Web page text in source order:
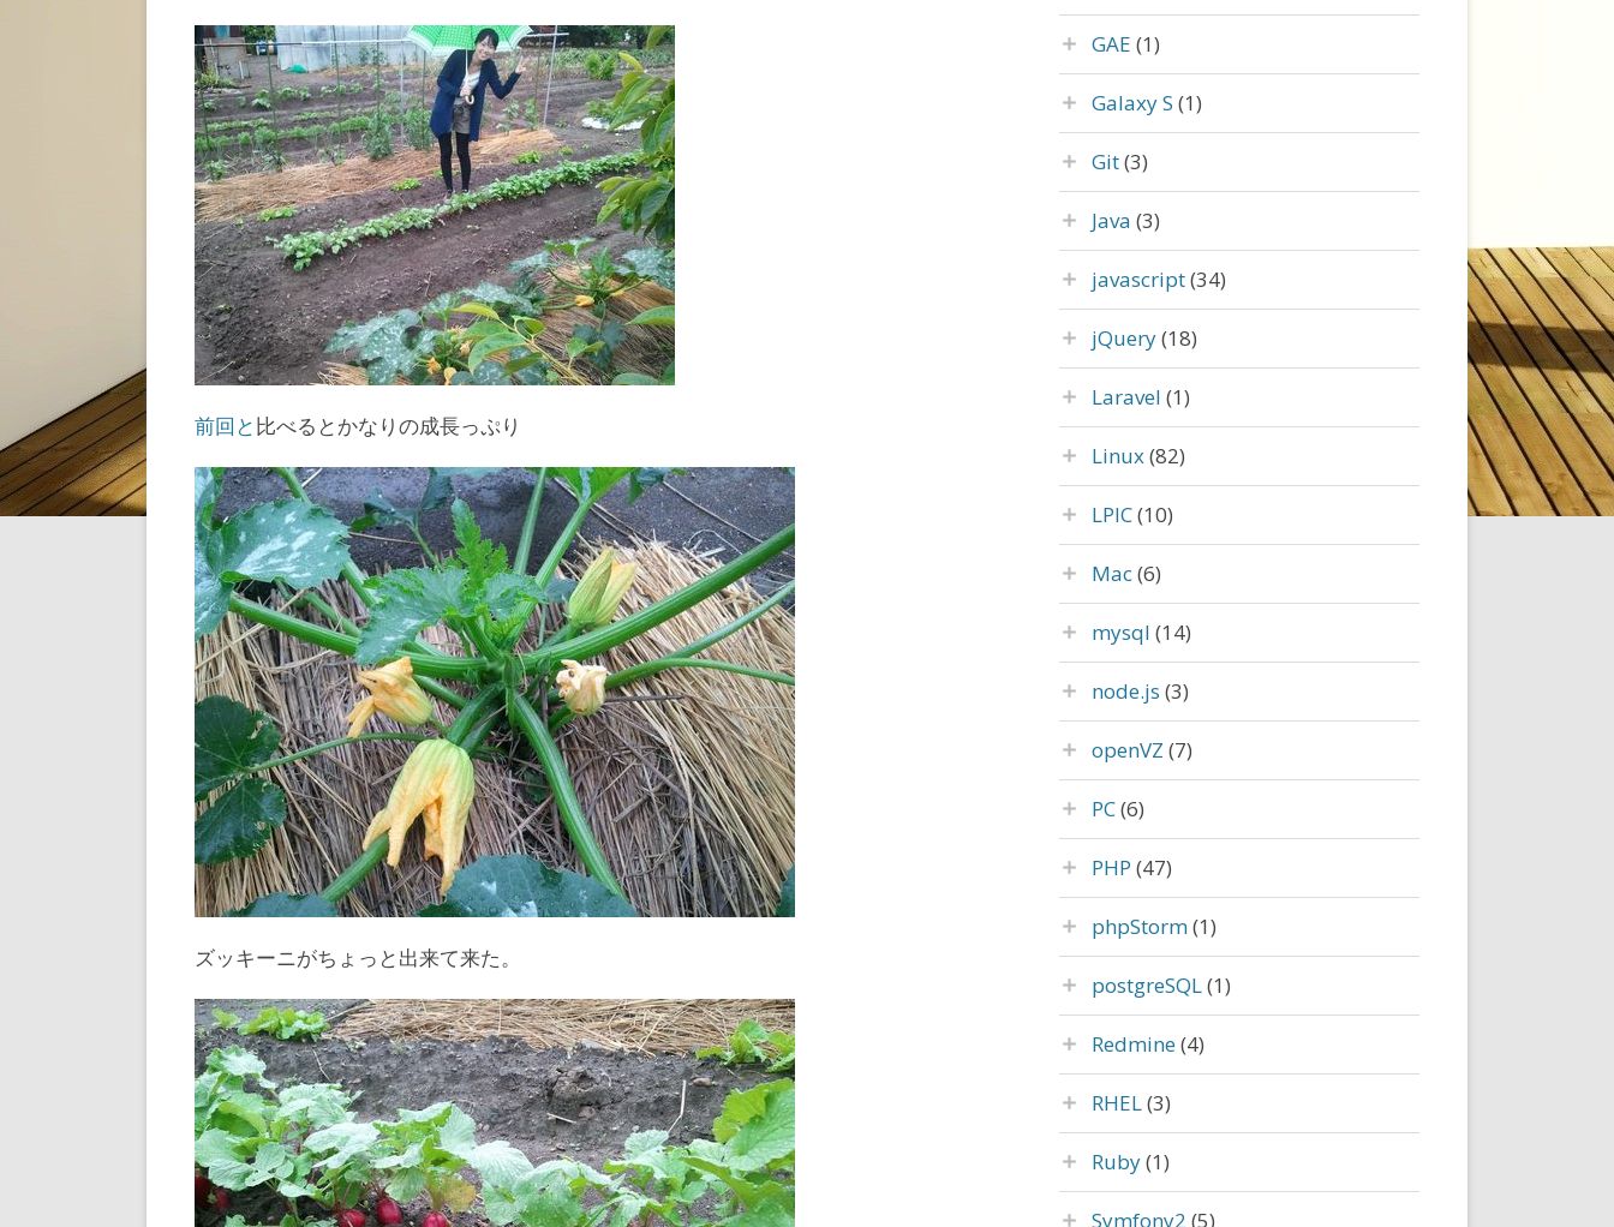
前回と比べるとかなりの成長っぷり
ズッキーニがちょっと出来て来た。
GAE (1)
Galaxy S (1)
Git(3)
Java (3)
javascript(34)
jQuery(18)
Laravel (1)
Linux(82)
LPIC(10)
Mac(6)
mysql (14)
node.js (3)
openVZ (7)
PC(6)
PHP (47)
phpStorm(1)
postgreSQL(1)
Redmine(4)
RHEL(3)
Ruby(1)
Symfony2 (5)